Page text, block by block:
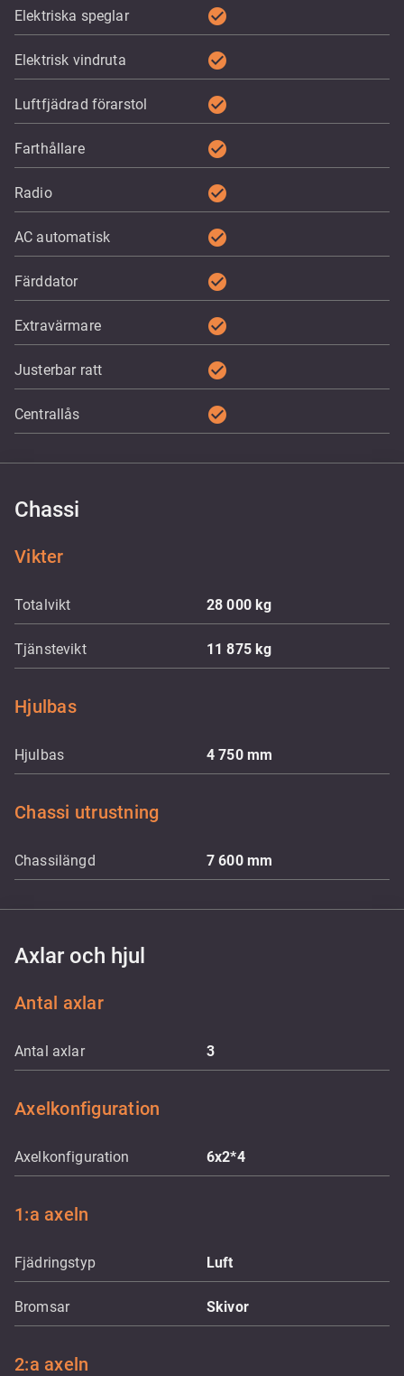
Elektriska speglar check_circle
Elektrisk vindruta check_circle
Luftfjädrad förarstol check_circle
Farthållare check_circle
Radio check_circle
AC automatisk check_circle
Färddator check_circle
Extravärmare check_circle
Justerbar ratt check_circle
Centrallås check_circle
Chassi
Vikter
Totalvikt 28 000kg
Tjänstevikt 11 875kg
Hjulbas
Hjulbas 4 750 mm
Chassi utrustning
Chassilängd 7 600 mm
Axlar och hjul
Antal axlar
Antal axlar 3
Axelkonfiguration
Axelkonfiguration 6x2*4
1:a axeln
Fjädringstyp Luft
Bromsar Skivor
2:a axeln